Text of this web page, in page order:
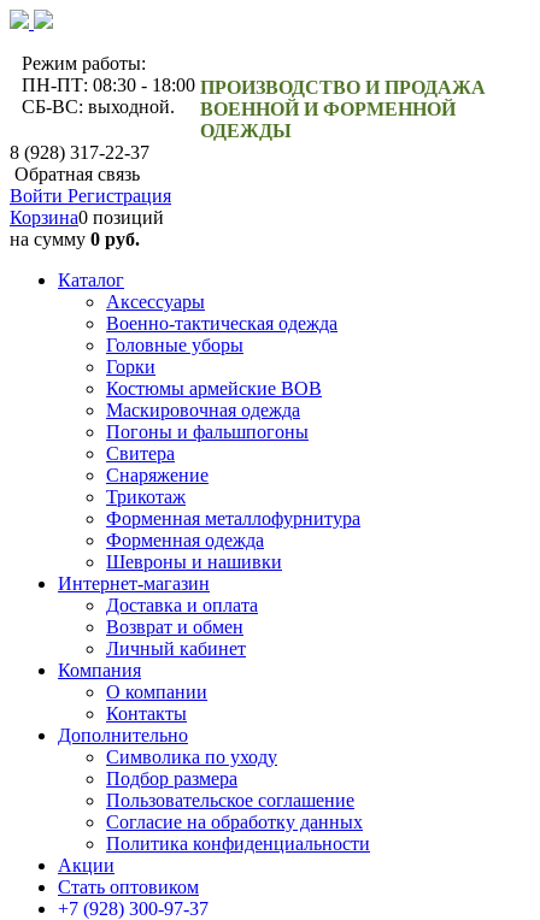
Режим работы:
ПН-ПТ: 08:30 - 18:00
СБ-ВС: выходной.
ПРОИЗВОДСТВО И ПРОДАЖА
ВОЕННОЙ И ФОРМЕННОЙ
ОДЕЖДЫ
8 (928) 317-22-37
Обратная связь
Войти Регистрация
Корзина0 позиций
на сумму 0 руб.
Каталог
Аксессуары
Военно-тактическая одежда
Головные уборы
Горки
Костюмы армейские ВОВ
Маскировочная одежда
Погоны и фальшпогоны
Свитера
Снаряжение
Трикотаж
Форменная металлофурнитура
Форменная одежда
Шевроны и нашивки
Интернет-магазин
Доставка и оплата
Возврат и обмен
Личный кабинет
Компания
О компании
Контакты
Дополнительно
Символика по уходу
Подбор размера
Пользовательское соглашение
Согласие на обработку данных
Политика конфиденциальности
Акции
Стать оптовиком
+7 (928) 300-97-37